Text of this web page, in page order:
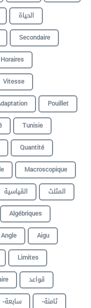
الحياة
Secondaire
Horaires
Vitesse
Pouillet
Tunisie
Quantité
Macroscopique
القياسية
المثلث
Algébriques
Angle
Aigu
Limites
قواعد
-سابعة
-ثامنة